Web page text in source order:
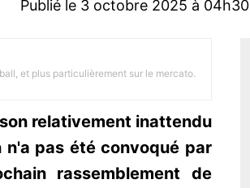
Publié le 3 octobre 2025 à 04h30
et plus particulièrement sur le mercato.
relativement inattendu
n'a pas été convoqué par
rassemblement de